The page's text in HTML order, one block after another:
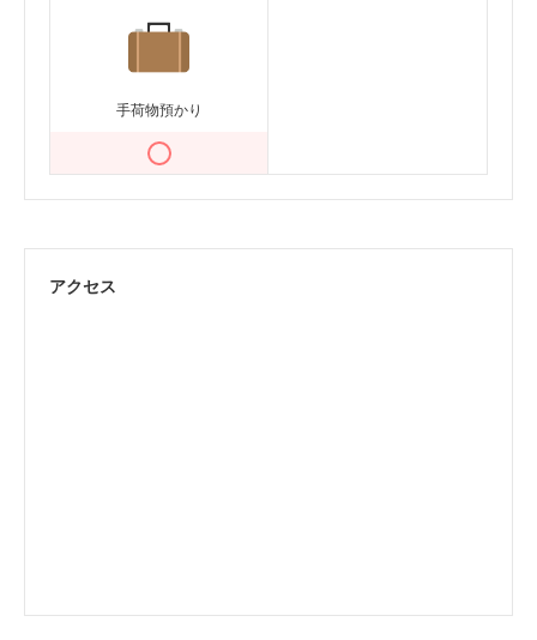
手荷物預かり
アクセス